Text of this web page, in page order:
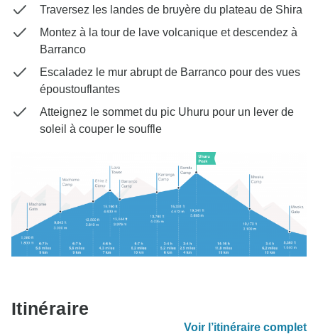
Traversez les landes de bruyère du plateau de Shira
Montez à la tour de lave volcanique et descendez à
Barranco
Escaladez le mur abrupt de Barranco pour des vues
époustouflantes
Atteignez le sommet du pic Uhuru pour un lever de
soleil à couper le souffle
Itinéraire
Voir l’itinéraire complet